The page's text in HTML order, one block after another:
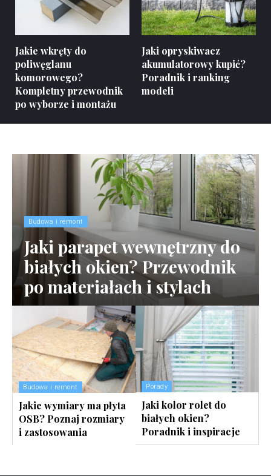
Jakie wkręty do
poliwęglanu
komorowego?
Kompletny przewodnik
po wyborze i montażu
Jaki opryskiwacz
akumulatorowy kupić?
Poradnik i ranking
modeli
Budowa i remont
Jaki parapet wewnętrzny do
białych okien? Przewodnik
po materiałach i stylach
Budowa i remont
Jakie wymiary ma płyta
OSB? Poznaj rozmiary
i zastosowania
Porady
Jaki kolor rolet do
białych okien?
Poradnik i inspiracje